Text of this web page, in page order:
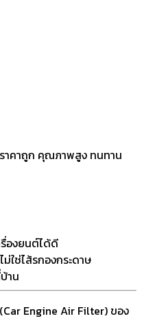
าคาถูก คุณภาพสูง ทนทาน
รื่องยนต์ได้ดี
ม่ใช่ไส้รกองกระดาษ
าน
Engine Air Filter) ของ